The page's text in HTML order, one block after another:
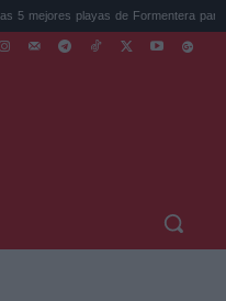
playas de Formentera para ir este